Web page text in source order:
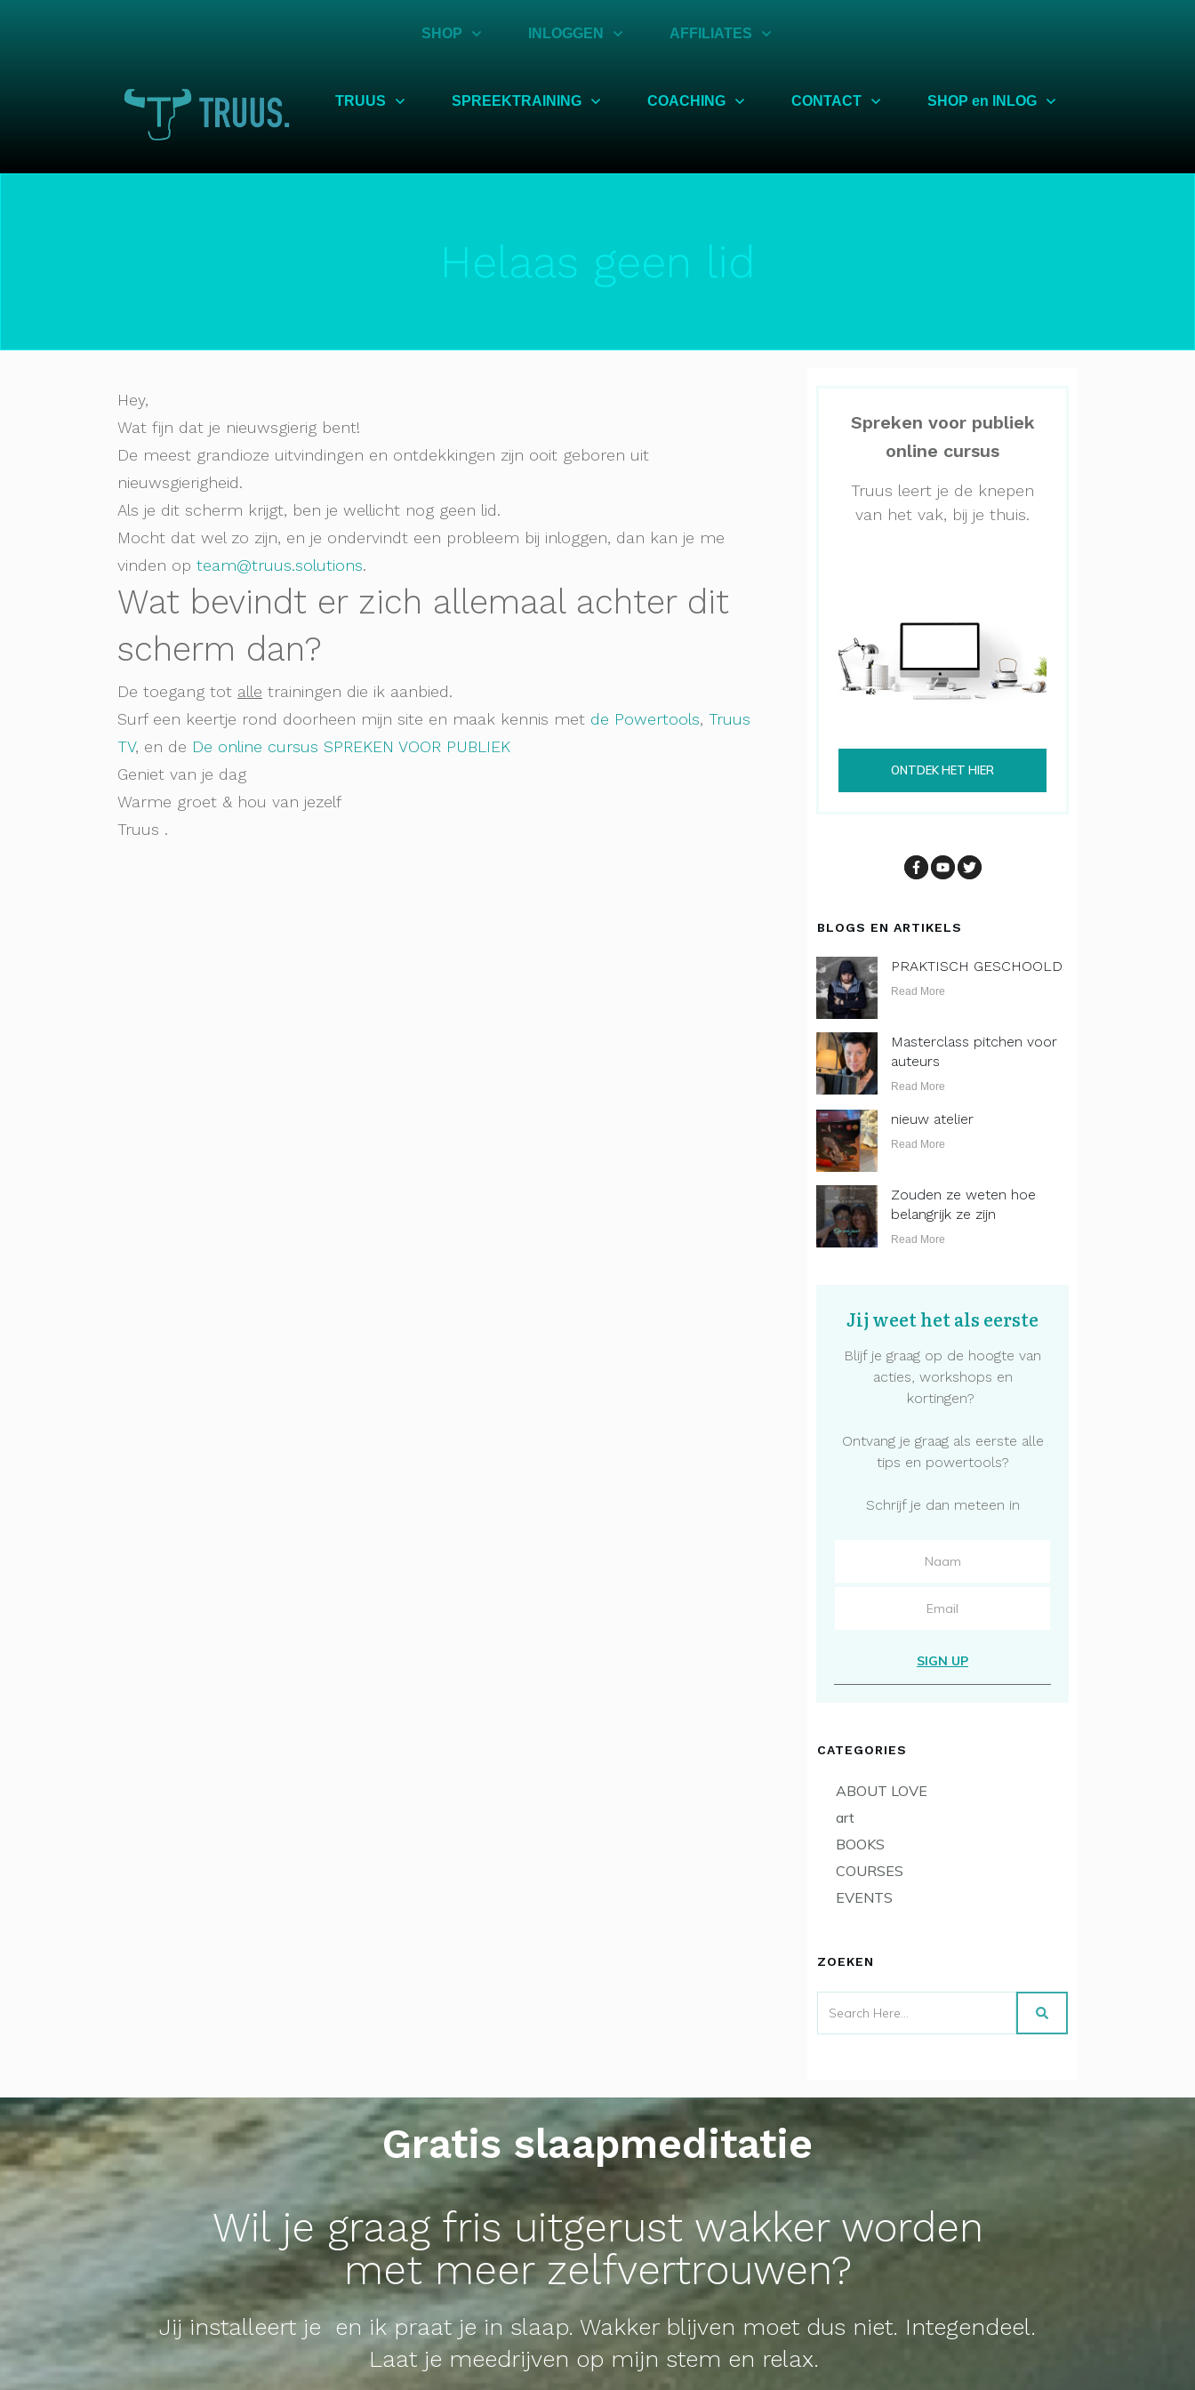
SHOP INLOGGEN AFFILIATES
TRUUS SPREEKTRAINING COACHING CONTACT SHOP en INLOG
Helaas geen lid
Hey,
Wat fijn dat je nieuwsgierig bent!
De meest grandioze uitvindingen en ontdekkingen zijn ooit geboren uit
nieuwsgierigheid.
Als je dit scherm krijgt, ben je wellicht nog geen lid.
Mocht dat wel zo zijn, en je ondervindt een probleem bij inloggen, dan kan je me
vinden op team@truus.solutions.
Wat bevindt er zich allemaal achter dit
scherm dan?
De toegang tot alle trainingen die ik aanbied.
Surf een keertje rond doorheen mijn site en maak kennis met de Powertools, Truus
TV, en de De online cursus SPREKEN VOOR PUBLIEK
Geniet van je dag
Warme groet & hou van jezelf
Truus .
Spreken voor publiek
online cursus
Truus leert je de knepen
van het vak, bij je thuis.
ONTDEK HET HIER
BLOGS EN ARTIKELS
PRAKTISCH GESCHOOLD
Read More
Masterclass pitchen voor
auteurs
Read More
nieuw atelier
Read More
Zouden ze weten hoe
belangrijk ze zijn
Read More
Jij weet het als eerste
Blijf je graag op de hoogte van
acties, workshops en
kortingen?
Ontvang je graag als eerste alle
tips en powertools?
Schrijf je dan meteen in
SIGN UP
CATEGORIES
ABOUT LOVE
art
BOOKS
COURSES
EVENTS
ZOEKEN
Gratis slaapmeditatie
Wil je graag fris uitgerust wakker worden
met meer zelfvertrouwen?
Jij installeert je en ik praat je in slaap. Wakker blijven moet dus niet. Integendeel.
Laat je meedrijven op mijn stem en relax.